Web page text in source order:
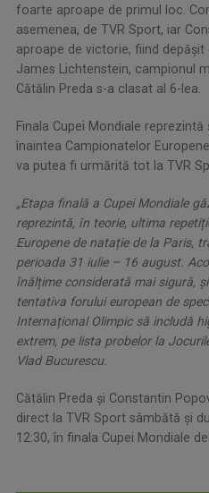
foarte aproape de primul loc.
asemenea, de TVR Sport, iar
aproape de victorie, fiind depășit
James Lichtenstein, campionul
Cătălin Preda s-a clasat al 6-lea.
Finala Cupei Mondiale
înaintea Campionatelor
va putea fi urmărită tot la TVR
„Etapa finală a Cupei Mondiale
reprezintă, în teorie, ultima
Europene de natație de la Paris,
perioada 31 iulie – 16 august.
înălțime considerată mai sigură,
tentativa forului european de
Internațional Olimpic să includă
extrem, pe lista probelor la
Vlad Bucurescu.
Cătălin Preda și Constantin
direct la TVR Sport sâmbătă și
12:30, în finala Cupei Mondiale